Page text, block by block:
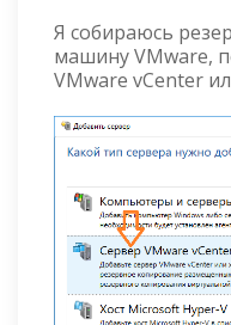
Я собираюсь
машину VMware,
VMware vCenter